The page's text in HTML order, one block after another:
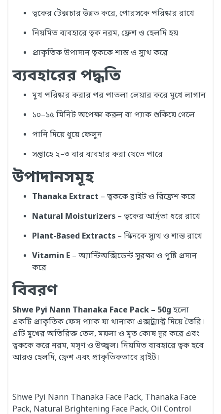
ত্বকের টেক্সচার উন্নত করে, পোরসকে পরিষ্কার রাখে
নিয়মিত ব্যবহারে ত্বক নরম, ফ্রেশ ও হেলদি হয়
প্রাকৃতিক উপাদান ত্বককে শান্ত ও স্যুথ করে
ব্যবহারের পদ্ধতি
মুখ পরিষ্কার করার পর পাতলা লেয়ার করে মুখে লাগান
১০–১৫ মিনিট অপেক্ষা করুন বা প্যাক শুকিয়ে গেলে
পানি দিয়ে ধুয়ে ফেলুন
সপ্তাহে ২–৩ বার ব্যবহার করা যেতে পারে
উপাদানসমূহ
Thanaka Extract – ত্বককে ব্রাইট ও রিফ্রেশ করে
Natural Moisturizers – ত্বকের আর্দ্রতা ধরে রাখে
Plant-Based Extracts – স্কিনকে স্যুথ ও শান্ত রাখে
Vitamin E – অ্যান্টিঅক্সিডেন্ট সুরক্ষা ও পুষ্টি প্রদান
করে
বিবরণ
Shwe Pyi Nann Thanaka Face Pack – 50g হলো
একটি প্রাকৃতিক ফেস প্যাক যা থানাকা এক্সট্র্যাক্ট দিয়ে তৈরি।
এটি মুখের অতিরিক্ত তেল, ময়লা ও মৃত কোষ দূর করে এবং
ত্বককে করে নরম, মসৃণ ও উজ্জ্বল। নিয়মিত ব্যবহারে ত্বক হবে
আরও হেলদি, ফ্রেশ এবং প্রাকৃতিকভাবে ব্রাইট।
Shwe Pyi Nann Thanaka Face Pack, Thanaka Face
Pack, Natural Brightening Face Pack, Oil Control